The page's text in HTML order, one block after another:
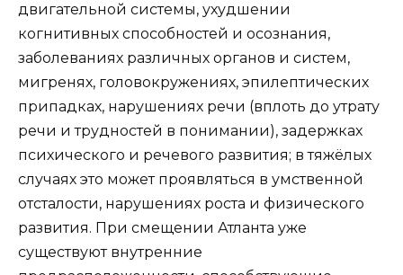
двигательной системы, ухудшении
когнитивных способностей и осознания,
заболеваниях различных органов и систем,
мигренях, головокружениях, эпилептических
припадках, нарушениях речи (вплоть до утрату
речи и трудностей в понимании), задержках
психического и речевого развития; в тяжёлых
случаях это может проявляться в умственной
отсталости, нарушениях роста и физического
развития. При смещении Атланта уже
существуют внутренние